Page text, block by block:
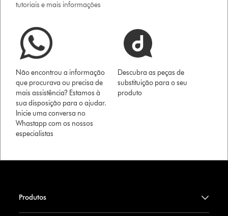
tutoriais e mais informações
Não encontrou a informação
que procurava ou precisa de
mais assistência? Estamos à
sua disposição para o ajudar.
Inicie uma conversa no
Whastapp com os nossos
especialistas
Descubra as peças de
substituição para o seu
produto
Produtos